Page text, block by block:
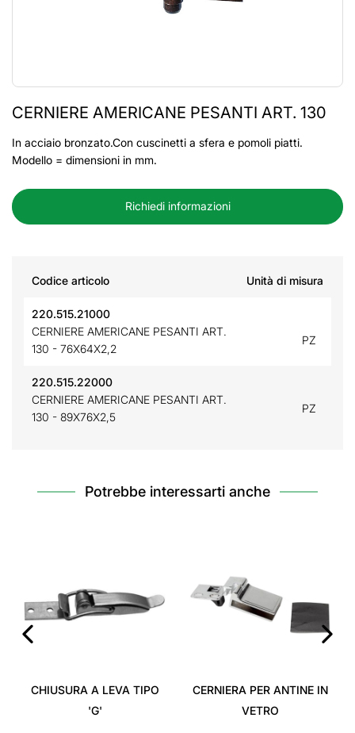
CERNIERE AMERICANE PESANTI ART. 130
In acciaio bronzato.Con cuscinetti a sfera e pomoli piatti.
Modello = dimensioni in mm.
Richiedi informazioni
Codice articolo Unità di misura
220.515.21000
CERNIERE AMERICANE PESANTI ART.
130 - 76X64X2,2
PZ
220.515.22000
CERNIERE AMERICANE PESANTI ART.
130 - 89X76X2,5
PZ
Potrebbe interessarti anche
CHIUSURA A LEVA TIPO
'G'
CERNIERA PER ANTINE IN
VETRO